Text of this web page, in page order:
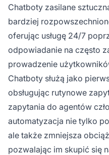
Chatboty zasilane
bardziej
oferując usługę 24/7
odpowiadanie na często
prowadzenie
Chatboty służą jako
obsługując rutynowe
zapytania do agentów
automatyzacja nie tylko
ale także zmniejsza
pozwalając im skupić się